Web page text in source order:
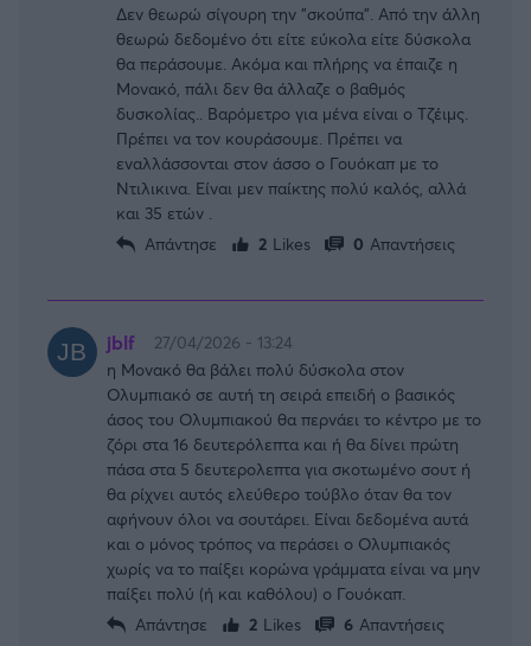
Δεν θεωρώ σίγουρη την "σκούπα". Από την άλλη
θεωρώ δεδομένο ότι είτε εύκολα είτε δύσκολα
θα περάσουμε. Ακόμα και πλήρης να έπαιζε η
Μονακό, πάλι δεν θα άλλαζε ο βαθμός
δυσκολίας.. Βαρόμετρο για μένα είναι ο Τζέιμς.
Πρέπει να τον κουράσουμε. Πρέπει να
εναλλάσσονται στον άσσο ο Γουόκαπ με το
Ντιλικινα. Είναι μεν παίκτης πολύ καλός, αλλά
και 35 ετών .
Απάντησε
2 Likes 0 Απαντήσεις
jblf
27/04/2026 - 13:24
η Μονακό θα βάλει πολύ δύσκολα στον
Ολυμπιακό σε αυτή τη σειρά επειδή ο βασικός
άσος του Ολυμπιακού θα περνάει το κέντρο με το
ζόρι στα 16 δευτερόλεπτα και ή θα δίνει πρώτη
πάσα στα 5 δευτερολεπτα για σκοτωμένο σουτ ή
θα ρίχνει αυτός ελεύθερο τούβλο όταν θα τον
αφήνουν όλοι να σουτάρει. Είναι δεδομένα αυτά
και ο μόνος τρόπος να περάσει ο Ολυμπιακός
χωρίς να το παίξει κορώνα γράμματα είναι να μην
παίξει πολύ (ή και καθόλου) ο Γουόκαπ.
Απάντησε
2 Likes 6 Απαντήσεις